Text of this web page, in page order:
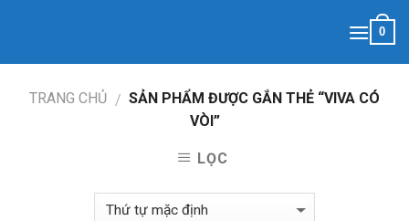
0
TRANG CHỦ / SẢN PHẨM ĐƯỢC GẮN THẺ “VIVA CÓ
VÒI”
LỌC